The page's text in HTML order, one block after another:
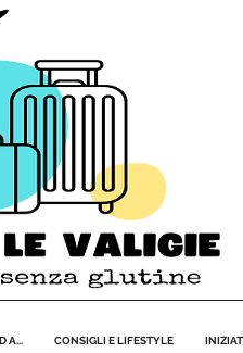
A... CONSIGLI E LIFESTYLE